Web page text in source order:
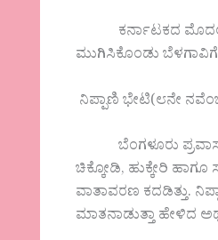
ಕರ್ನಾಟಕದ ಮೊದಲನೆ
ಮುಗಿಸಿಕೊಂಡು
ನಿಪ್ಪಾಣಿ ಭೇಟಿ(೮ನೇ
ಬೆಂಗಳೂರು
ಚಿಕ್ಕೋಡಿ, ಹುಕ್ಕೇರಿ
ವಾತಾವರಣ ಕದಡಿತ್ತು.
ಮಾತನಾಡುತ್ತಾ ಹೇಳಿದ